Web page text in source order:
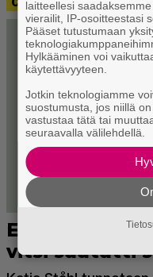
laitteellesi
vierailit, IP-osoitteestasi
Pääset tutustumaan
Hylkääminen voi
käytettävyyteen.
Jotkin teknologiamme
suostumusta, jos niillä
vastustaa tätä tai
seuraavalla välilehdellä.